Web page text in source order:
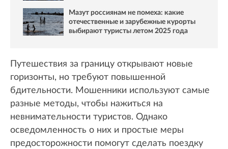
Мазут россиянам не помеха: какие
отечественные и зарубежные курорты
выбирают туристы летом 2025 года
Путешествия за границу открывают новые
горизонты, но требуют повышенной
бдительности. Мошенники используют самые
разные методы, чтобы нажиться на
невнимательности туристов. Однако
осведомленность о них и простые меры
предосторожности помогут сделать поездку